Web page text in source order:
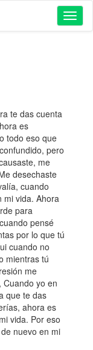
te das cuenta
es
todo eso que
pero
me
desechaste
cuando
mi vida. Ahora
para
pensé
por lo que tú
cuando no
mientras tú
me
yo en
que te das
ahora es
vida. Por eso
nuevo en mi